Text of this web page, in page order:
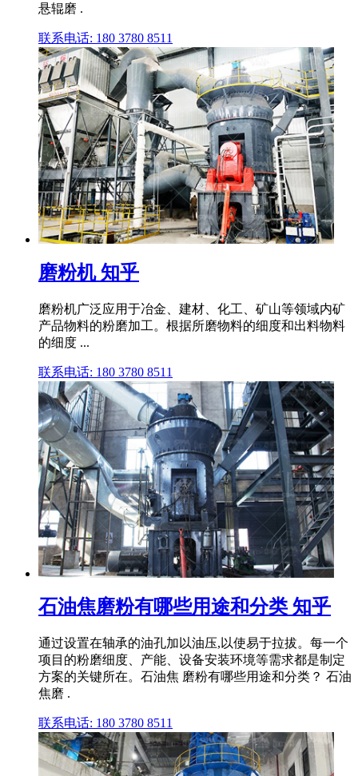
悬辊磨 .
联系电话: 180 3780 8511
磨粉机 知乎
磨粉机广泛应用于冶金、建材、化工、矿山等领域内矿
产品物料的粉磨加工。根据所磨物料的细度和出料物料
的细度 ...
联系电话: 180 3780 8511
石油焦磨粉有哪些用途和分类 知乎
通过设置在轴承的油孔加以油压,以使易于拉拔。每一个
项目的粉磨细度、产能、设备安装环境等需求都是制定
方案的关键所在。石油焦 磨粉有哪些用途和分类？ 石油
焦磨 .
联系电话: 180 3780 8511